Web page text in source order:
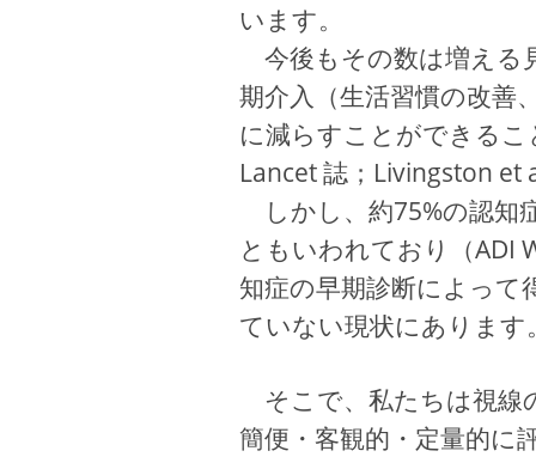
います。
今後もその数は増える
期介入（生活習慣の改善
に減らすことができる
Lancet 誌；Livingston et
しかし、約75%の認知
ともいわれており（ADI
知症の早期診断によっ
ていない現状にあります
そこで、私たちは視線
簡便・客観的・定量的に